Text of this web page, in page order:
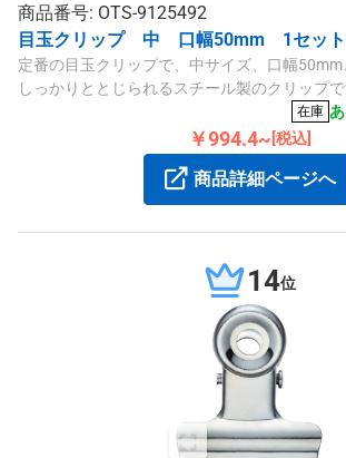
商品番号: OTS-9125492
目玉クリップ 中 口幅50mm 1セット
定番の目玉クリップで、中サイズ、口幅
しっかりととじられるスチール製のクリップ
（10個×4箱）と便利なセット商品です。在庫
￥994.4~[税込]
商品詳細ページへ
14位